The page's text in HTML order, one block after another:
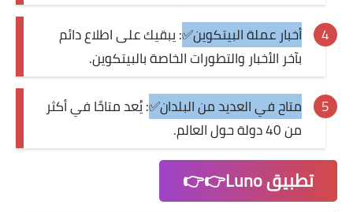
أخبار عملة البيتكوين✅: يبقيك على اطلاع دائم
بآخر الأخبار والتطورات الخاصة بالبيتكوين.
متاح في العديد من البلدان✅: يُعد متاحًا في أكثر
من 40 دولة حول العالم.
تطبيق Luno👉👉